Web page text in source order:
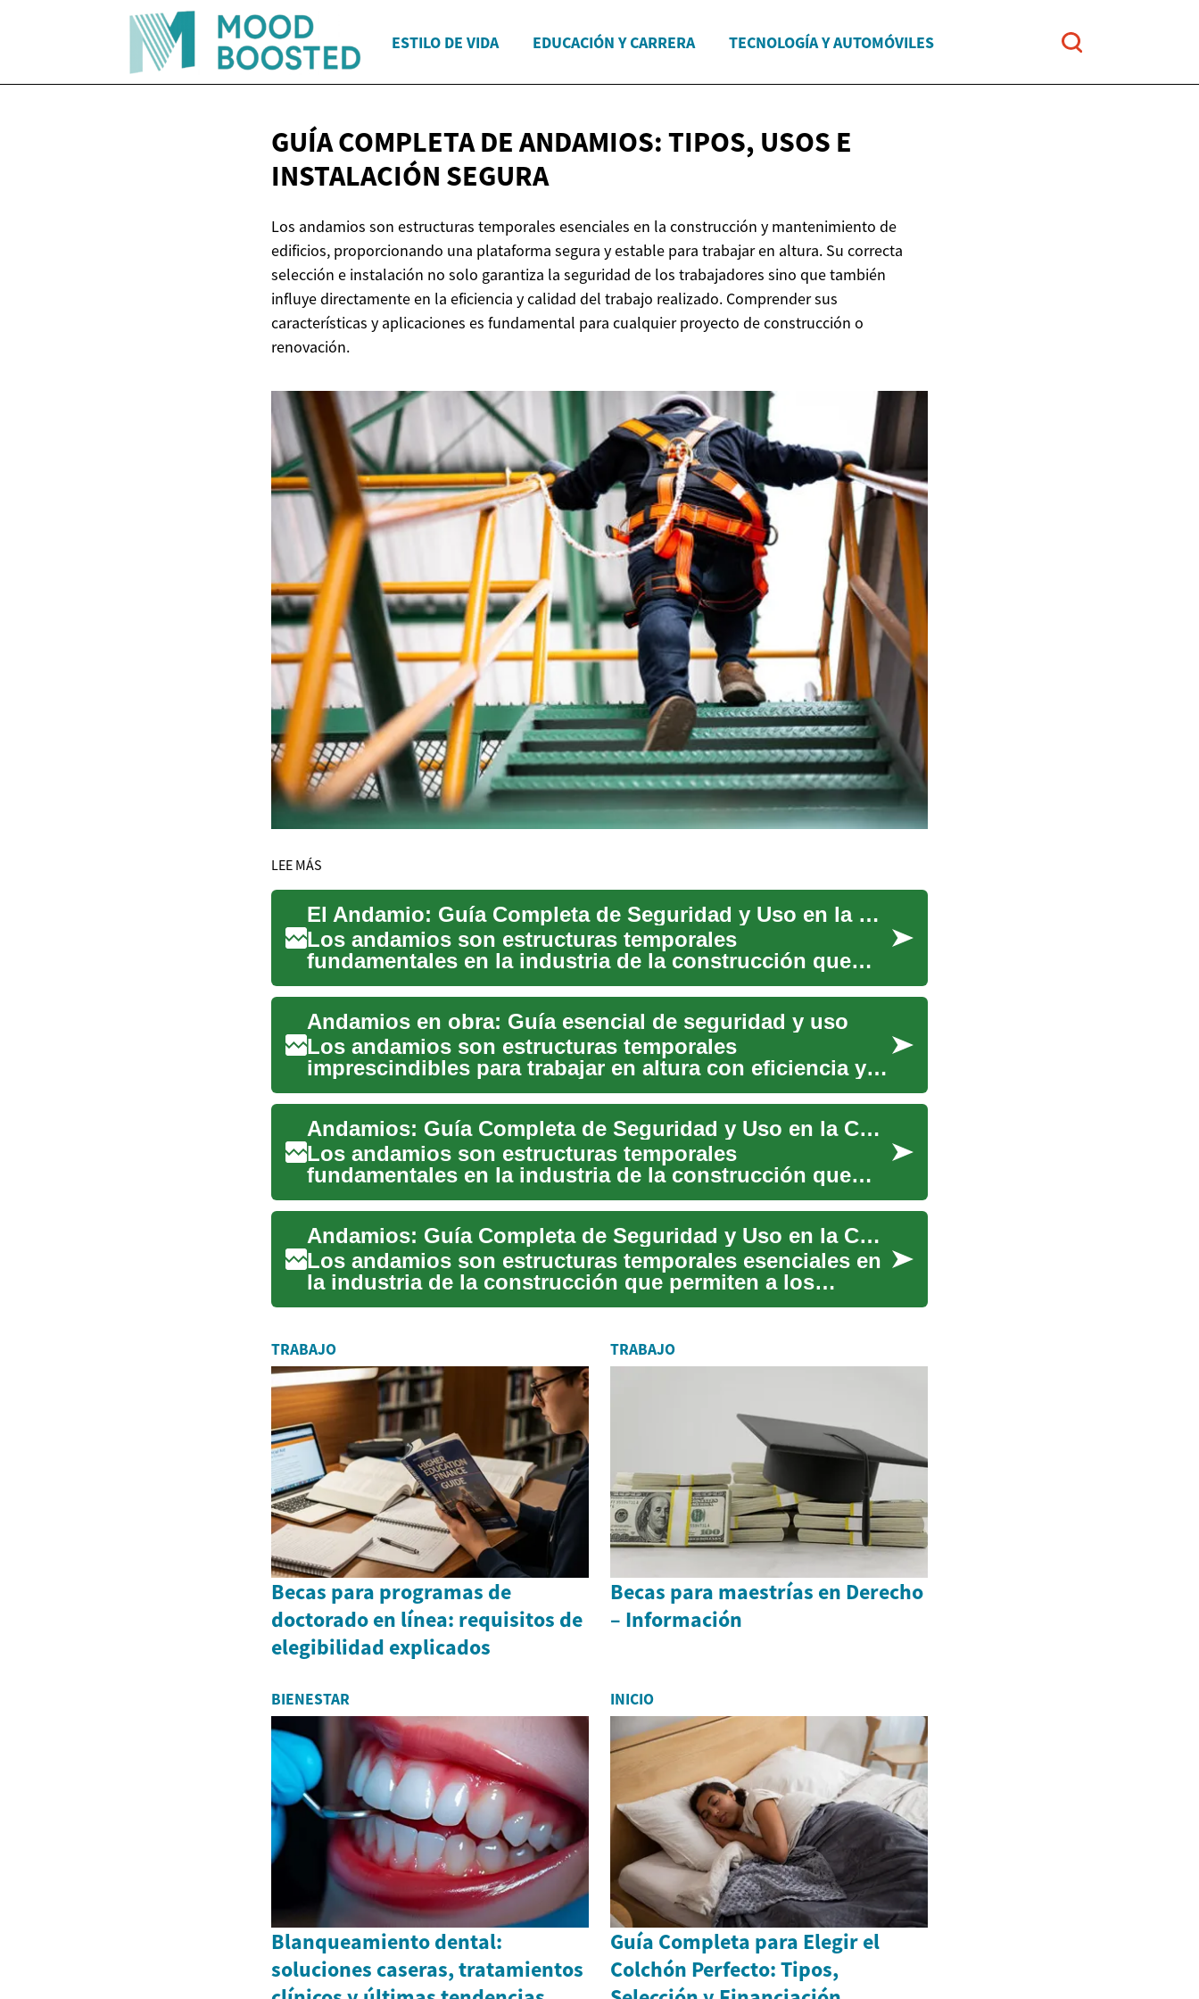
ESTILO DE VIDA EDUCACIÓN Y CARRERA TECNOLOGÍA Y AUTOMÓVILES
GUÍA COMPLETA DE ANDAMIOS: TIPOS, USOS E
INSTALACIÓN SEGURA
Los andamios son estructuras temporales esenciales en la construcción y mantenimiento de
edificios, proporcionando una plataforma segura y estable para trabajar en altura. Su correcta
selección e instalación no solo garantiza la seguridad de los trabajadores sino que también
influye directamente en la eficiencia y calidad del trabajo realizado. Comprender sus
características y aplicaciones es fundamental para cualquier proyecto de construcción o
renovación.
LEE MÁS
El Andamio: Guía Completa de Seguridad y Uso en la Construcción
Los andamios son estructuras temporales
fundamentales en la industria de la construcción que
permiten a los trabajado...
Andamios en obra: Guía esencial de seguridad y uso
Los andamios son estructuras temporales
imprescindibles para trabajar en altura con eficiencia y
seguridad. Esta guía...
Andamios: Guía Completa de Seguridad y Uso en la Construcción
Los andamios son estructuras temporales
fundamentales en la industria de la construcción que
permiten a los trabajado...
Andamios: Guía Completa de Seguridad y Uso en la Construcción
Los andamios son estructuras temporales esenciales en
la industria de la construcción que permiten a los
trabajadores...
TRABAJO
Becas para programas de
doctorado en línea: requisitos de
elegibilidad explicados
TRABAJO
Becas para maestrías en Derecho
– Información
BIENESTAR
Blanqueamiento dental:
soluciones caseras, tratamientos
INICIO
Guía Completa para Elegir el
Colchón Perfecto: Tipos,